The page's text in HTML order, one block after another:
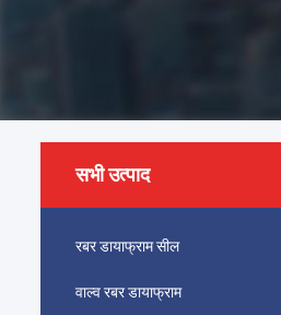
सभी उत्पाद
रबर डायाफ्राम सील
वाल्व रबर डायाफ्राम